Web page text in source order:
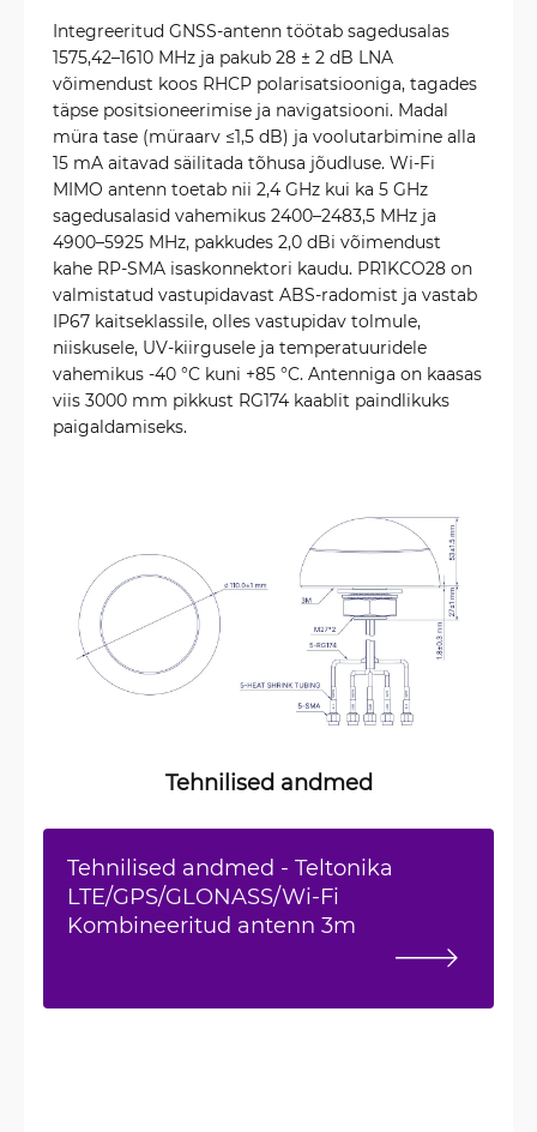
Integreeritud GNSS-antenn töötab sagedusalas
1575,42–1610 MHz ja pakub 28 ± 2 dB LNA
võimendust koos RHCP polarisatsiooniga, tagades
täpse positsioneerimise ja navigatsiooni. Madal
müra tase (müraarv ≤1,5 dB) ja voolutarbimine alla
15 mA aitavad säilitada tõhusa jõudluse. Wi-Fi
MIMO antenn toetab nii 2,4 GHz kui ka 5 GHz
sagedusalasid vahemikus 2400–2483,5 MHz ja
4900–5925 MHz, pakkudes 2,0 dBi võimendust
kahe RP-SMA isaskonnektori kaudu. PR1KCO28 on
valmistatud vastupidavast ABS-radomist ja vastab
IP67 kaitseklassile, olles vastupidav tolmule,
niiskusele, UV-kiirgusele ja temperatuuridele
vahemikus -40 °C kuni +85 °C. Antenniga on kaasas
viis 3000 mm pikkust RG174 kaablit paindlikuks
paigaldamiseks.
Tehnilised andmed
Tehnilised andmed - Teltonika
LTE/GPS/GLONASS/Wi-Fi
Kombineeritud antenn 3m